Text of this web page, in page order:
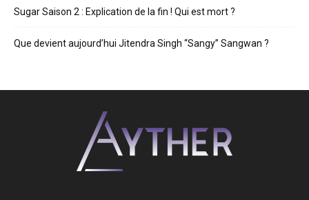
Sugar Saison 2 : Explication de la fin ! Qui est mort ?
Que devient aujourd’hui Jitendra Singh “Sangy” Sangwan ?